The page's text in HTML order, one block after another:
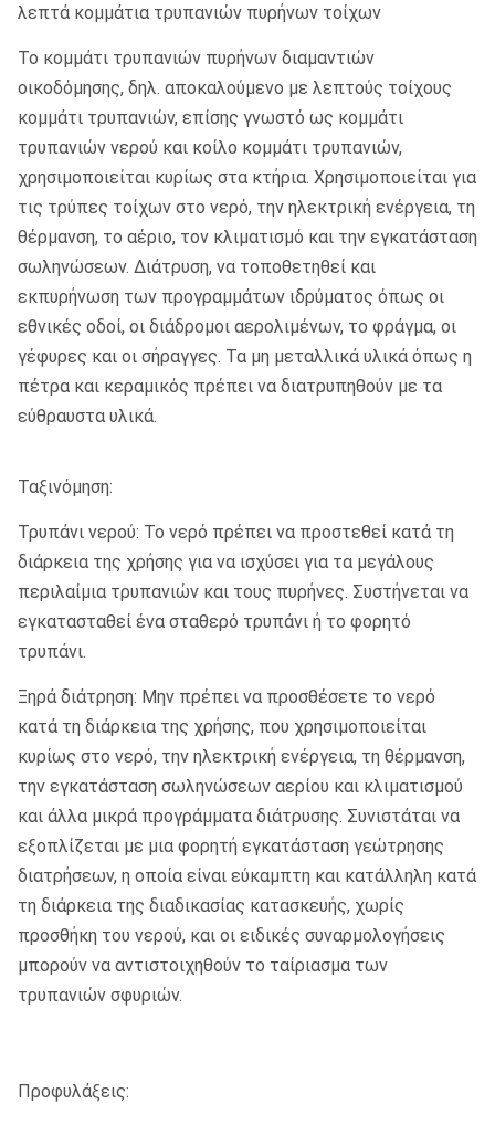
λεπτά κομμάτια τρυπανιών πυρήνων τοίχων
Το κομμάτι τρυπανιών πυρήνων διαμαντιών
οικοδόμησης, δηλ. αποκαλούμενο με λεπτούς τοίχους
κομμάτι τρυπανιών, επίσης γνωστό ως κομμάτι
τρυπανιών νερού και κοίλο κομμάτι τρυπανιών,
χρησιμοποιείται κυρίως στα κτήρια. Χρησιμοποιείται για
τις τρύπες τοίχων στο νερό, την ηλεκτρική ενέργεια, τη
θέρμανση, το αέριο, τον κλιματισμό και την εγκατάσταση
σωληνώσεων. Διάτρυση, να τοποθετηθεί και
εκπυρήνωση των προγραμμάτων ιδρύματος όπως οι
εθνικές οδοί, οι διάδρομοι αερολιμένων, το φράγμα, οι
γέφυρες και οι σήραγγες. Τα μη μεταλλικά υλικά όπως η
πέτρα και κεραμικός πρέπει να διατρυπηθούν με τα
εύθραυστα υλικά.
Ταξινόμηση:
Τρυπάνι νερού: Το νερό πρέπει να προστεθεί κατά τη
διάρκεια της χρήσης για να ισχύσει για τα μεγάλους
περιλαίμια τρυπανιών και τους πυρήνες. Συστήνεται να
εγκατασταθεί ένα σταθερό τρυπάνι ή το φορητό
τρυπάνι.
Ξηρά διάτρηση: Μην πρέπει να προσθέσετε το νερό
κατά τη διάρκεια της χρήσης, που χρησιμοποιείται
κυρίως στο νερό, την ηλεκτρική ενέργεια, τη θέρμανση,
την εγκατάσταση σωληνώσεων αερίου και κλιματισμού
και άλλα μικρά προγράμματα διάτρυσης. Συνιστάται να
εξοπλίζεται με μια φορητή εγκατάσταση γεώτρησης
διατρήσεων, η οποία είναι εύκαμπτη και κατάλληλη κατά
τη διάρκεια της διαδικασίας κατασκευής, χωρίς
προσθήκη του νερού, και οι ειδικές συναρμολογήσεις
μπορούν να αντιστοιχηθούν το ταίριασμα των
τρυπανιών σφυριών.
Προφυλάξεις: